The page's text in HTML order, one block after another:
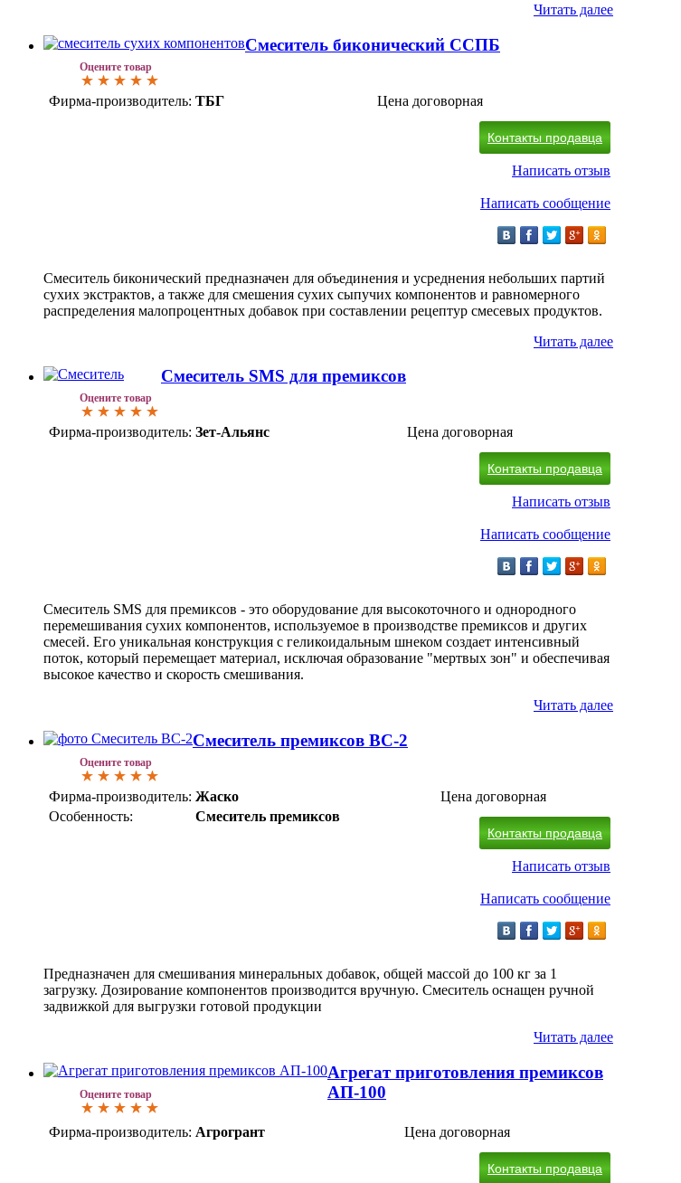
Читать далее
Оцените товар
Смеситель биконический ССПБ
Фирма-производитель: ТБГ Цена договорная
Контакты продавца
Написать отзыв
Написать сообщение
Смеситель биконический предназначен для объединения и усреднения небольших партий
сухих экстрактов, а также для смешения сухих сыпучих компонентов и равномерного
распределения малопроцентных добавок при составлении рецептур смесевых продуктов.
Читать далее
Оцените товар
Смеситель SMS для премиксов
Фирма-производитель: Зет-Альянс Цена договорная
Контакты продавца
Написать отзыв
Написать сообщение
Смеситель SMS для премиксов - это оборудование для высокоточного и однородного
перемешивания сухих компонентов, используемое в производстве премиксов и других
смесей. Его уникальная конструкция с геликоидальным шнеком создает интенсивный
поток, который перемещает материал, исключая образование "мертвых зон" и обеспечивая
высокое качество и скорость смешивания.
Читать далее
Оцените товар
Смеситель премиксов ВС-2
Фирма-производитель: Жаско
Особенность:
Смеситель премиксов
Цена договорная
Контакты продавца
Написать отзыв
Написать сообщение
Предназначен для смешивания минеральных добавок, общей массой до 100 кг за 1
загрузку. Дозирование компонентов производится вручную. Смеситель оснащен ручной
задвижкой для выгрузки готовой продукции
Читать далее
Оцените товар
Агрегат приготовления премиксов
АП-100
Фирма-производитель: Агрогрант Цена договорная
Контакты продавца